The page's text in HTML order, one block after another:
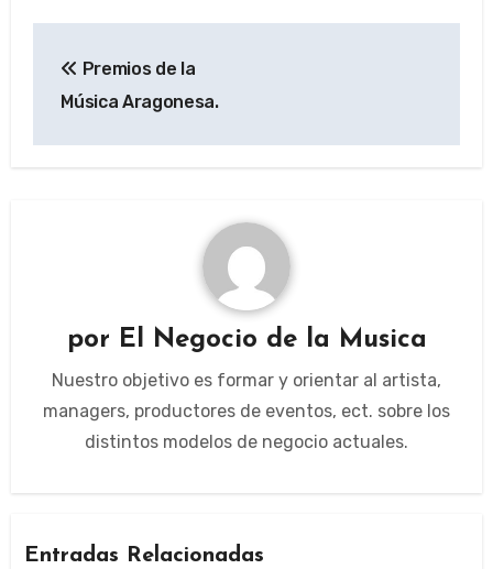
de
Premios de la
Música Aragonesa.
por El Negocio de la Musica
Nuestro objetivo es formar y orientar al artista,
managers, productores de eventos, ect. sobre los
distintos modelos de negocio actuales.
Entradas Relacionadas